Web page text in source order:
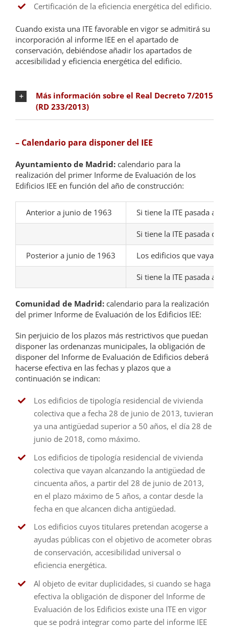
Certificación de la eficiencia energética del edificio.
Cuando exista una ITE favorable en vigor se admitirá su
incorporación al informe IEE en el apartado de
conservación, debiéndose añadir los apartados de
accesibilidad y eficiencia energética del edificio.
Más información sobre el Real Decreto 7/2015
(RD 233/2013)
– Calendario para disponer del IEE
Ayuntamiento de Madrid: calendario para la
realización del primer Informe de Evaluación de los
Edificios IEE en función del año de construcción:
Anterior a junio de 1963 Si tiene la ITE pasada
Si tiene la ITE pasada
Posterior a junio de 1963 Los edificios que vayan
Si tiene la ITE pasada
Comunidad de Madrid: calendario para la realización
del primer Informe de Evaluación de los Edificios IEE:
Sin perjuicio de los plazos más restrictivos que puedan
disponer las ordenanzas municipales, la obligación de
disponer del Informe de Evaluación de Edificios deberá
hacerse efectiva en las fechas y plazos que a
continuación se indican:
Los edificios de tipología residencial de vivienda
colectiva que a fecha 28 de junio de 2013, tuvieran
ya una antigüedad superior a 50 años, el día 28 de
junio de 2018, como máximo.
Los edificios de tipología residencial de vivienda
colectiva que vayan alcanzando la antigüedad de
cincuenta años, a partir del 28 de junio de 2013,
en el plazo máximo de 5 años, a contar desde la
fecha en que alcancen dicha antigüedad.
Los edificios cuyos titulares pretendan acogerse a
ayudas públicas con el objetivo de acometer obras
de conservación, accesibilidad universal o
eficiencia energética.
Al objeto de evitar duplicidades, si cuando se haga
efectiva la obligación de disponer del Informe de
Evaluación de los Edificios existe una ITE en vigor
que se podrá integrar como parte del informe IEE